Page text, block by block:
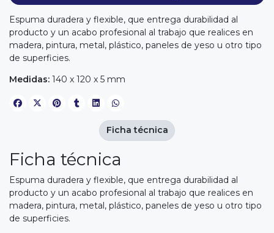
Espuma duradera y flexible, que entrega durabilidad al
producto y un acabo profesional al trabajo que realices en
madera, pintura, metal, plástico, paneles de yeso u otro tipo
de superficies.
Medidas: 140 x 120 x 5 mm
Ficha técnica
Espuma duradera y flexible, que entrega durabilidad al
producto y un acabo profesional al trabajo que realices en
madera, pintura, metal, plástico, paneles de yeso u otro tipo
de superficies.
Ficha técnica